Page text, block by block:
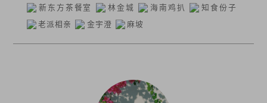
新东方茶餐室 林金城 海南鸡扒
知食份子
老派相亲
金宇澄 麻坡